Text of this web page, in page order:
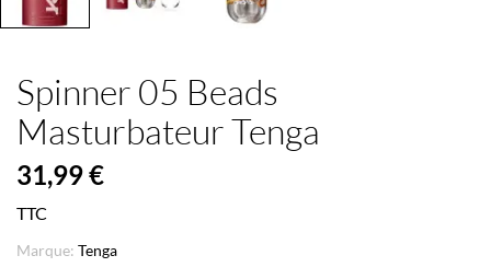
Spinner 05 Beads
Masturbateur Tenga
31,99 €
TTC
Marque: Tenga